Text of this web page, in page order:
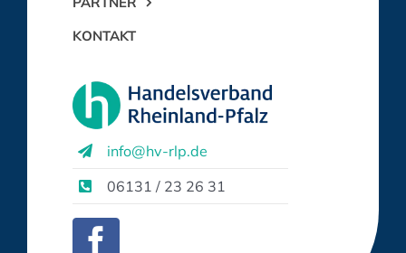
KONTAKT
info@hv-rlp.de
06131 / 23 26 31